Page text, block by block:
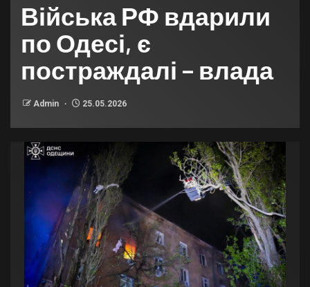
Війська РФ вдарили
по Одесі, є
постраждалі – влада
Admin 25.05.2026